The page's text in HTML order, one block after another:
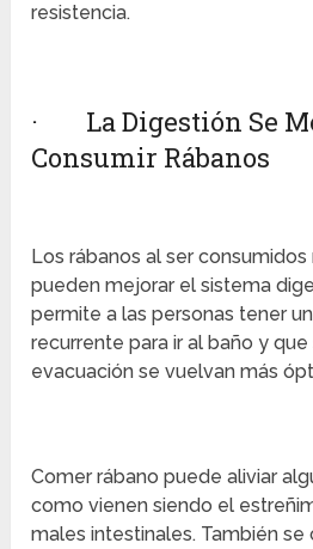
resistencia.
· La Digestión Se
Consumir Rábanos
Los rábanos al ser
pueden mejorar el sistema
permite a las personas tener
recurrente para ir al baño y
evacuación se vuelvan más
Comer rábano puede aliviar
como vienen siendo el
males intestinales. También